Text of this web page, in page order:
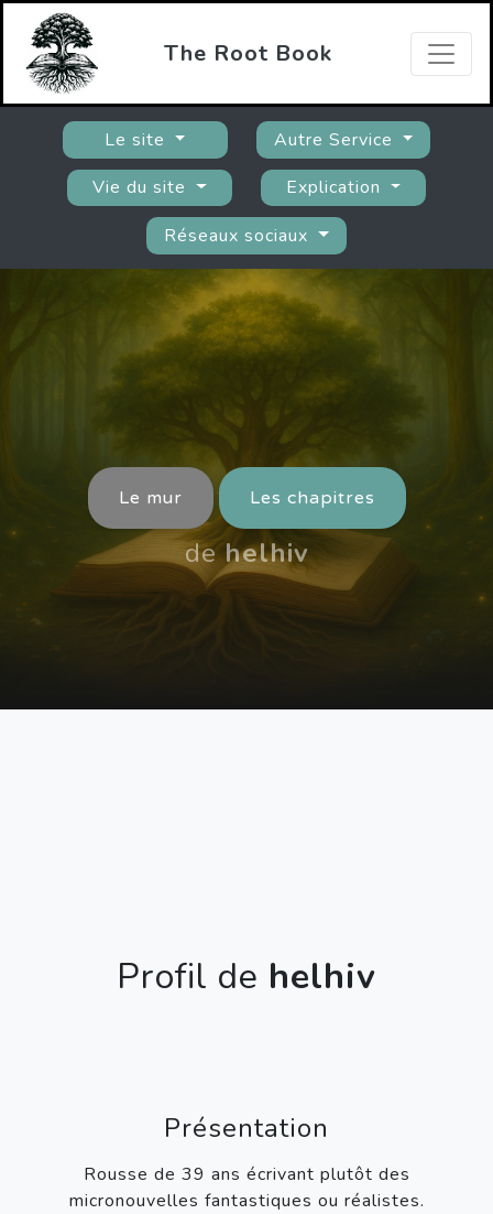
The Root Book
Le site
Autre Service
Vie du site
Explication
Réseaux sociaux
Le mur Les chapitres
dehelhiv
Profil de helhiv
Présentation
Rousse de 39 ans écrivant plutôt des
micronouvelles fantastiques ou réalistes.